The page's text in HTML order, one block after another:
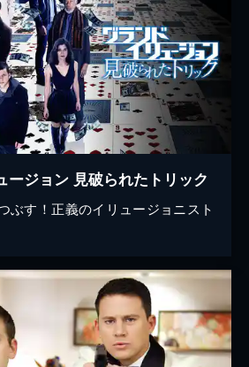
ージョン 見破られたトリック
ぶす！正義のイリュージョニスト